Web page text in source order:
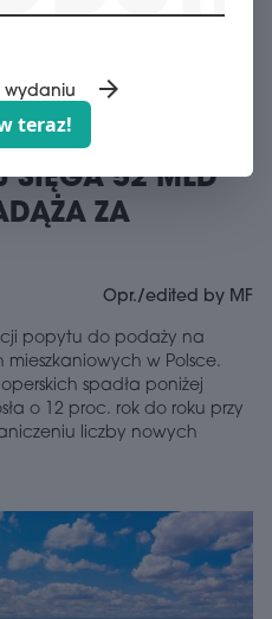
SIĘGA 52 MLD
ZA
Opr./edited by MF
popytu do podaży na
w Polsce.
spadła poniżej
o 12 proc. rok do roku przy
liczby nowych
wydaniu
arrow_forward
teraz!